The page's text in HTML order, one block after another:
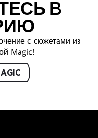
В
с сюжетами из
Magic!